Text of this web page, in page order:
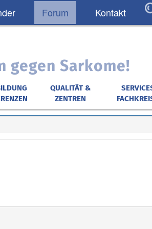
Forum Kontakt
gegen Sarkome!
QUALITÄT &
ZENTREN